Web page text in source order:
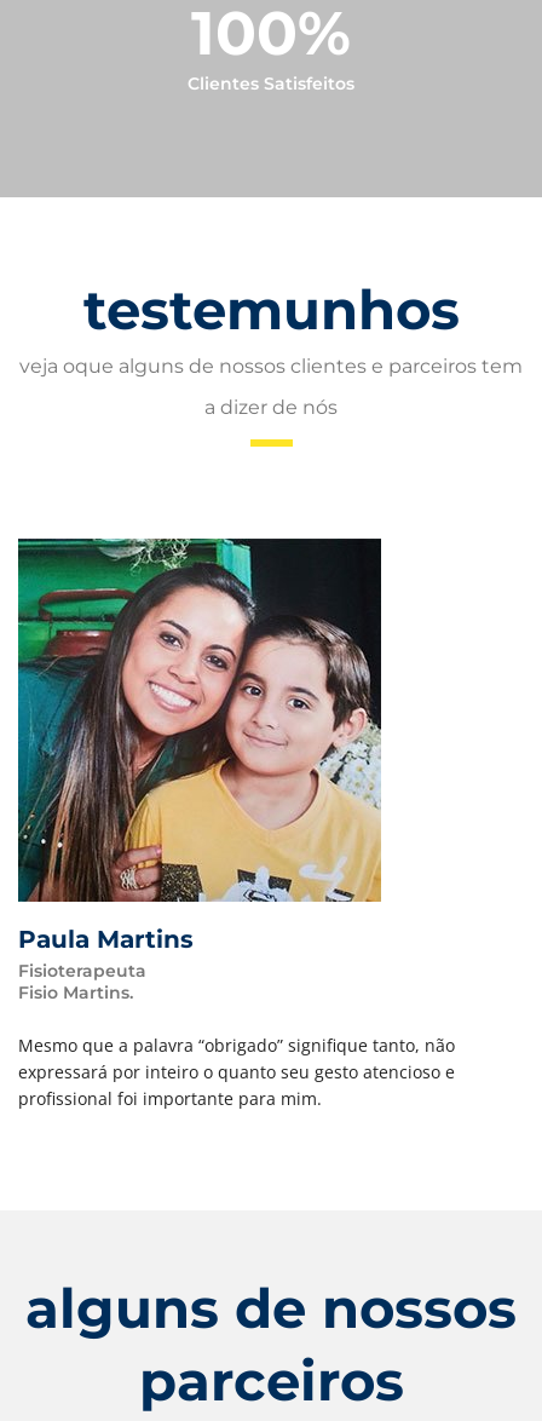
100%
Clientes Satisfeitos
testemunhos
veja oque alguns de nossos clientes e parceiros tem
a dizer de nós
Paula Martins
Fisioterapeuta
Fisio Martins.
Mesmo que a palavra “obrigado” signifique tanto, não
expressará por inteiro o quanto seu gesto atencioso e
profissional foi importante para mim.
alguns de nossos
parceiros